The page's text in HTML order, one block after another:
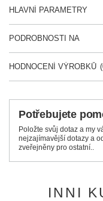
HLAVNÍ PARAMETRY
PODROBNOSTI NA
HODNOCENÍ VÝROBKŮ
Potřebujete
Položte svůj dotaz a my
nejzajímavější dotazy a
zveřejněny pro ostatní..
INNI